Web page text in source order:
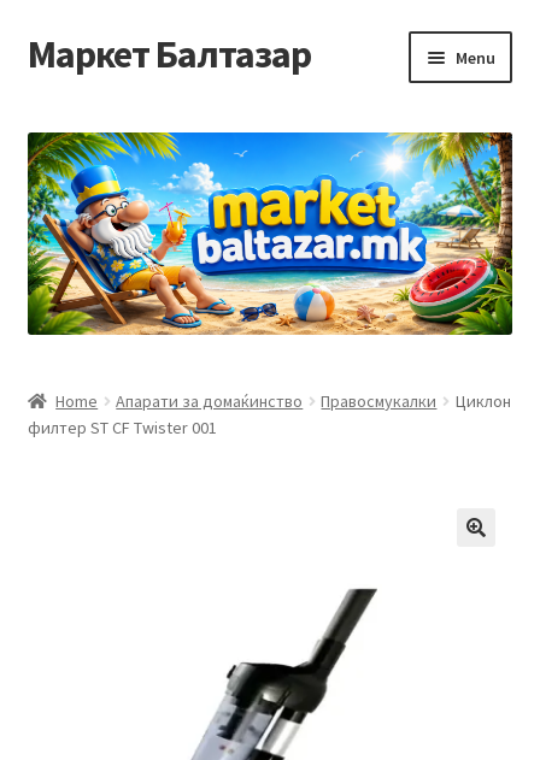
Skip
to
Skip
to
Маркет Балтазар Menu
Checkout
Homepage
Privacy Policy
Контакт
Рекламации и замена на производ
Home Апарати за домаќинство Правосмукалки
Циклон
филтер ST CF Twister 001